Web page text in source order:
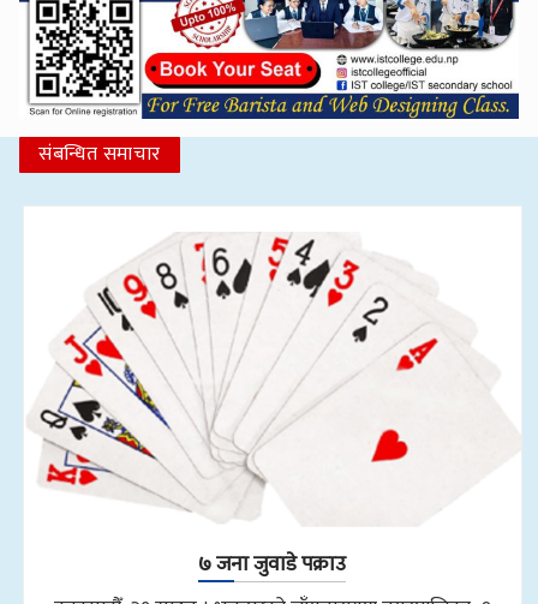
संबन्धित समाचार
७ जना जुवाडे पक्राउ